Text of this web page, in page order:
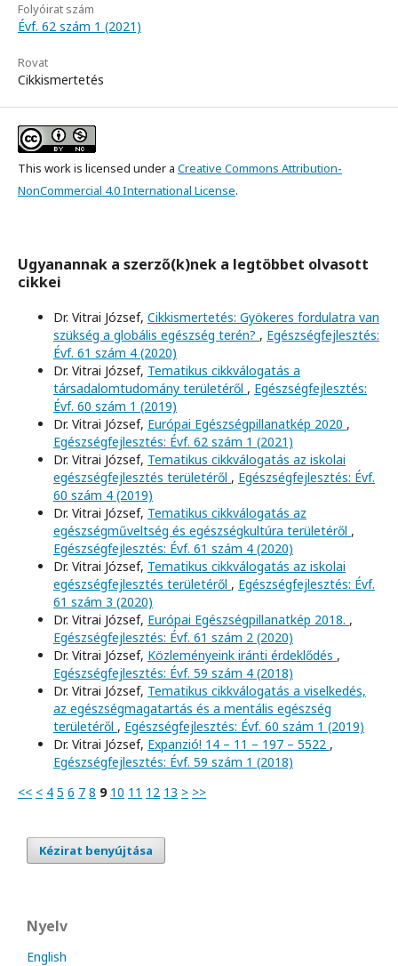
Folyóirat szám
Évf. 62 szám 1 (2021)
Rovat
Cikkismertetés
This work is licensed under a Creative Commons Attribution-
NonCommercial 4.0 International License.
Ugyanannak a szerző(k)nek a legtöbbet olvasott
cikkei
Dr. Vitrai József, Cikkismertetés: Gyökeres fordulatra van
szükség a globális egészség terén? , Egészségfejlesztés:
Évf. 61 szám 4 (2020)
Dr. Vitrai József, Tematikus cikkválogatás a
társadalomtudomány területéről , Egészségfejlesztés:
Évf. 60 szám 1 (2019)
Dr. Vitrai József, Európai Egészségpillanatkép 2020 ,
Egészségfejlesztés: Évf. 62 szám 1 (2021)
Dr. Vitrai József, Tematikus cikkválogatás az iskolai
egészségfejlesztés területéről , Egészségfejlesztés: Évf.
60 szám 4 (2019)
Dr. Vitrai József, Tematikus cikkválogatás az
egészségműveltség és egészségkultúra területéről ,
Egészségfejlesztés: Évf. 61 szám 4 (2020)
Dr. Vitrai József, Tematikus cikkválogatás az iskolai
egészségfejlesztés területéről , Egészségfejlesztés: Évf.
61 szám 3 (2020)
Dr. Vitrai József, Európai Egészségpillanatkép 2018. ,
Egészségfejlesztés: Évf. 61 szám 2 (2020)
Dr. Vitrai József, Közleményeink iránti érdeklődés ,
Egészségfejlesztés: Évf. 59 szám 4 (2018)
Dr. Vitrai József, Tematikus cikkválogatás a viselkedés,
az egészségmagatartás és a mentális egészség
területéről , Egészségfejlesztés: Évf. 60 szám 1 (2019)
Dr. Vitrai József, Expanzió! 14 – 11 – 197 – 5522 ,
Egészségfejlesztés: Évf. 59 szám 1 (2018)
<< < 4 5 6 7 8 9 10 11 12 13 > >>
Kézirat benyújtása
Nyelv
English